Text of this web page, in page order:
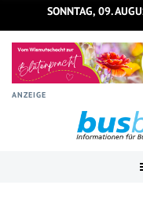
SONNTAG, 09.
ANZEIGE